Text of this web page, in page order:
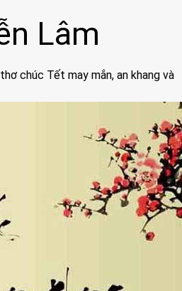
Lâm
chúc Tết may mắn, an khang và